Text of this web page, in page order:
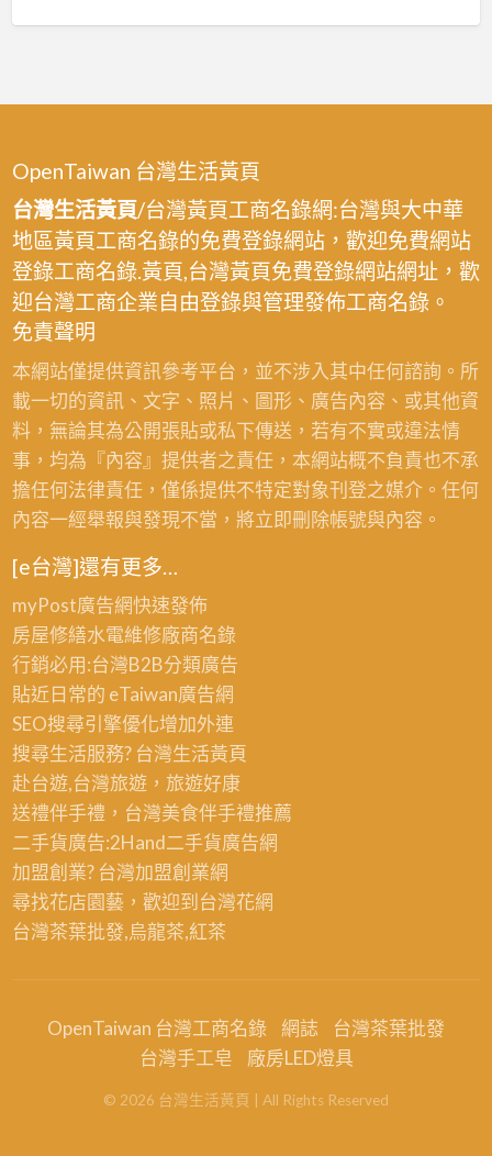
OpenTaiwan 台灣生活黃頁
台灣生活黃頁/台灣黃頁工商名錄網:台灣與大中華
地區黃頁工商名錄的免費登錄網站，歡迎免費網站
登錄工商名錄.黃頁,台灣黃頁免費登錄網站網址，歡
迎台灣工商企業自由登錄與管理發佈工商名錄。
免責聲明
本網站僅提供資訊參考平台，並不涉入其中任何諮詢。所
載一切的資訊、文字、照片、圖形、廣告內容、或其他資
料，無論其為公開張貼或私下傳送，若有不實或違法情
事，均為『內容』提供者之責任，本網站概不負責也不承
擔任何法律責任，僅係提供不特定對象刊登之媒介。任何
內容一經舉報與發現不當，將立即刪除帳號與內容。
[e台灣]還有更多…
myPost廣告網快速發佈
房屋修繕水電維修廠商名錄
行銷必用:台灣B2B分類廣告
貼近日常的 eTaiwan廣告網
SEO搜尋引擎優化增加外連
搜尋生活服務? 台灣生活黃頁
赴台遊,台灣旅遊，旅遊好康
送禮伴手禮，台灣美食伴手禮推薦
二手貨廣告:2Hand二手貨廣告網
加盟創業? 台灣加盟創業網
尋找花店園藝，歡迎到 台灣花網
台灣茶葉批發,烏龍茶,紅茶
OpenTaiwan 台灣工商名錄 網誌
台灣茶葉批發
台灣手工皂
廠房LED燈具
© 2026 台灣生活黃頁 | All Rights Reserved